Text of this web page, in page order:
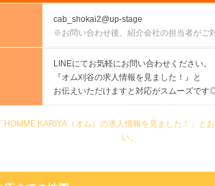
cab_shokai2@up-stage
※お問い合わせ後、紹介会社の担当者がご
LINEにてお気軽にお問い合わせください。
『オム刈谷の求人情報を見ました！』と
お伝えいただけますと対応がスムーズです
HOMME KARIYA（オム）の求人情報を見ました！」と
い。